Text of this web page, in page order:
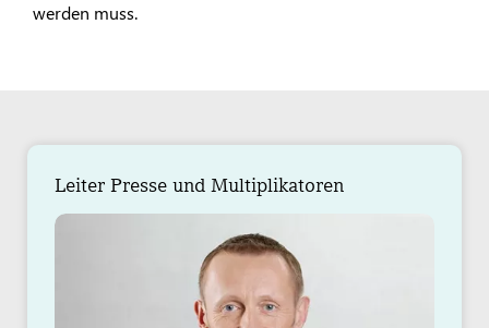
werden muss.
Leiter Presse und Multiplikatoren